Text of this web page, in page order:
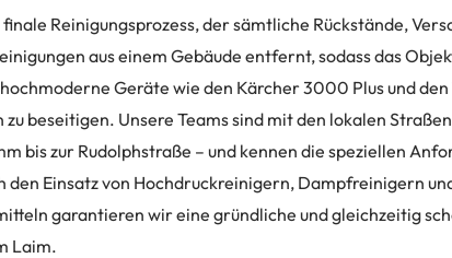
Reinigungsprozess, der sämtliche Rückstände,
aus einem Gebäude entfernt, sodass das
Geräte wie den Kärcher 3000 Plus und
beseitigen. Unsere Teams sind mit den lokalen
bis zur Rudolphstraße – und kennen die speziellen
den Einsatz von Hochdruckreinigern, Dampfreinigern
garantieren wir eine gründliche und gleichzeitig
Laim.